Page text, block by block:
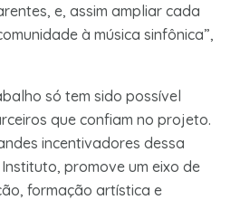
e, assim ampliar cada
à música sinfônica”,
só tem sido possível
que confiam no projeto.
incentivadores dessa
promove um eixo de
formação artística e